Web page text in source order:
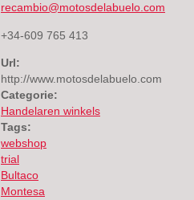
recambio@motosdelabuelo.com
+34-609 765 413
Url:
http://www.motosdelabuelo.com
Categorie:
Handelaren winkels
Tags:
webshop
trial
Bultaco
Montesa